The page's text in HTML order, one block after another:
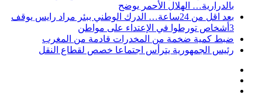
بالدرارية… الهلال الأحمر يوضح
بعد اقل من 24ساعة… الدرك الوطني ببئر مراد رايس يوقف
3أشخاص تورطوا في الإعتداء على مواطن
ضبط كمية ضخمة من المخدرات قادمة من المغرب
رئيس الجمهورية يترأس اجتماعا خصص لقطاع النقل